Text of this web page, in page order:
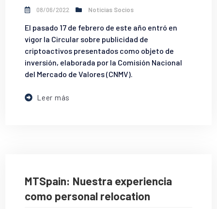
08/06/2022 Noticias Socios
El pasado 17 de febrero de este año entró en
vigor la Circular sobre publicidad de
criptoactivos presentados como objeto de
inversión, elaborada por la Comisión Nacional
del Mercado de Valores (CNMV).
Leer más
MTSpain: Nuestra experiencia
como personal relocation